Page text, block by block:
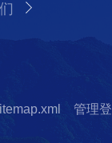
管理登